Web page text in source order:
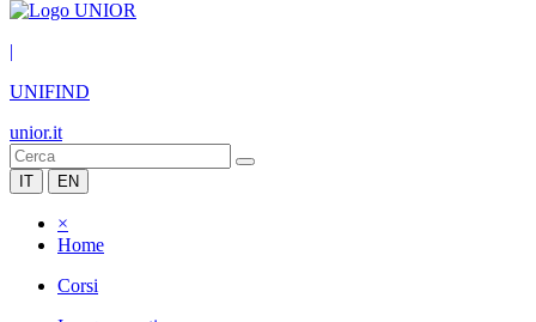
|
UNIFIND
unior.it
IT EN
×
Home
Corsi